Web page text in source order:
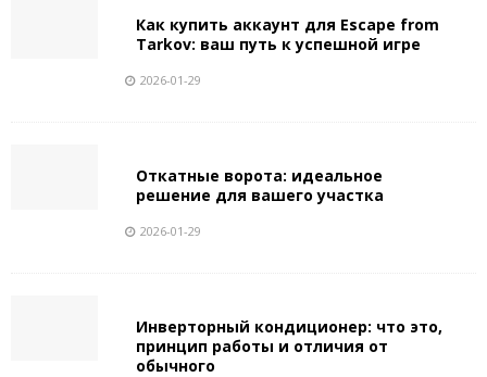
Как купить аккаунт для Escape from
Tarkov: ваш путь к успешной игре
2026-01-29
Откатные ворота: идеальное
решение для вашего участка
2026-01-29
Инверторный кондиционер: что это,
принцип работы и отличия от
обычного